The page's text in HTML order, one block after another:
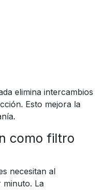
elimina intercambios
Esto mejora la
como filtro
necesitan al
minuto. La